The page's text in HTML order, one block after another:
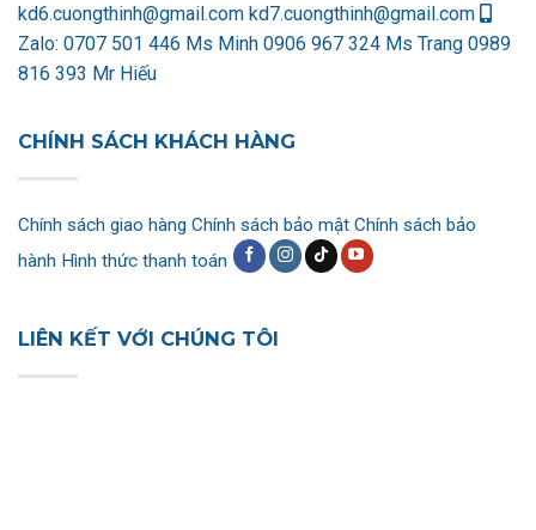
kd6.cuongthinh@gmail.com kd7.cuongthinh@gmail.com
Zalo: 0707 501 446 Ms Minh 0906 967 324 Ms Trang 0989
816 393 Mr Hiếu
CHÍNH SÁCH KHÁCH HÀNG
Chính sách giao hàng Chính sách bảo mật Chính sách bảo
hành Hình thức thanh toán
LIÊN KẾT VỚI CHÚNG TÔI